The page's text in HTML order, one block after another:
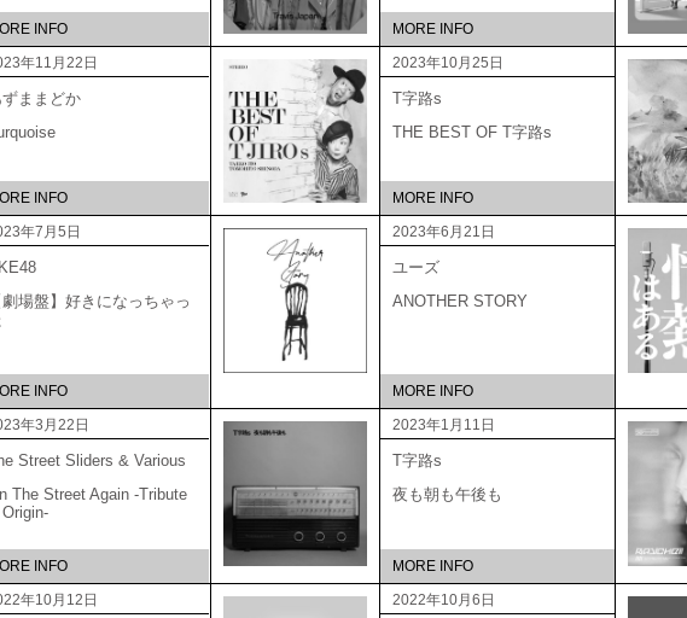
INFO MORE INFO
年11月22日
ままどか
INFO
2023年10月25日
T字路s
THE BEST OF T字路s
MORE INFO
年7月5日
劇場盤】好きになっちゃっ
INFO
2023年6月21日
ユーズ
ANOTHER STORY
MORE INFO
年3月22日
Street Sliders & Various
The Street Again -Tribute
INFO
2023年1月11日
T字路s
夜も朝も午後も
MORE INFO
年10月12日 2022年10月6日